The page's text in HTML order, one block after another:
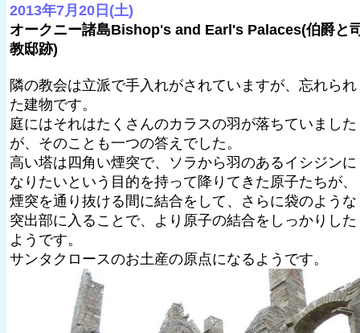
2013年7月20日(土)
オークニー諸島Bishop's and Earl's Palaces(伯爵と
教邸跡)
隣の教会は立派で手入れがされていますが、忘れられ
た建物です。
庭にはそれはたくさんのカラスの羽が落ちていました
が、そのことも一つの答えでした。
高い塔は四角い煙突で、ソラから羽のあるイシジンに
なりたいという目的を持って降りてきた原子たちが、
煙突を通り抜ける間に結合をして、さらに袋のような
突出部に入ることで、より原子の結合をしっかりした
ようです。
サンタクロースのお土産の原点になるようです。